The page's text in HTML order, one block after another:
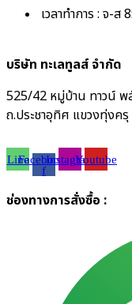
เวลาทำการ : จ-ส
บริษัท ทะเลทูลส์ จำกัด
525/42 หมู่บ้าน ทาวน์ พ
ถ.ประชาอุทิศ แขวงทุ่งค
LineFacebook-
f
InstagramYoutube
ช่องทางการสั่งซื้อ :